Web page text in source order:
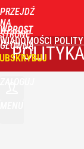
PRZEJDŹ
NA
STRONĘ
GŁÓWNĄ
WPROST
WIADOMOŚCI
POLITYKA